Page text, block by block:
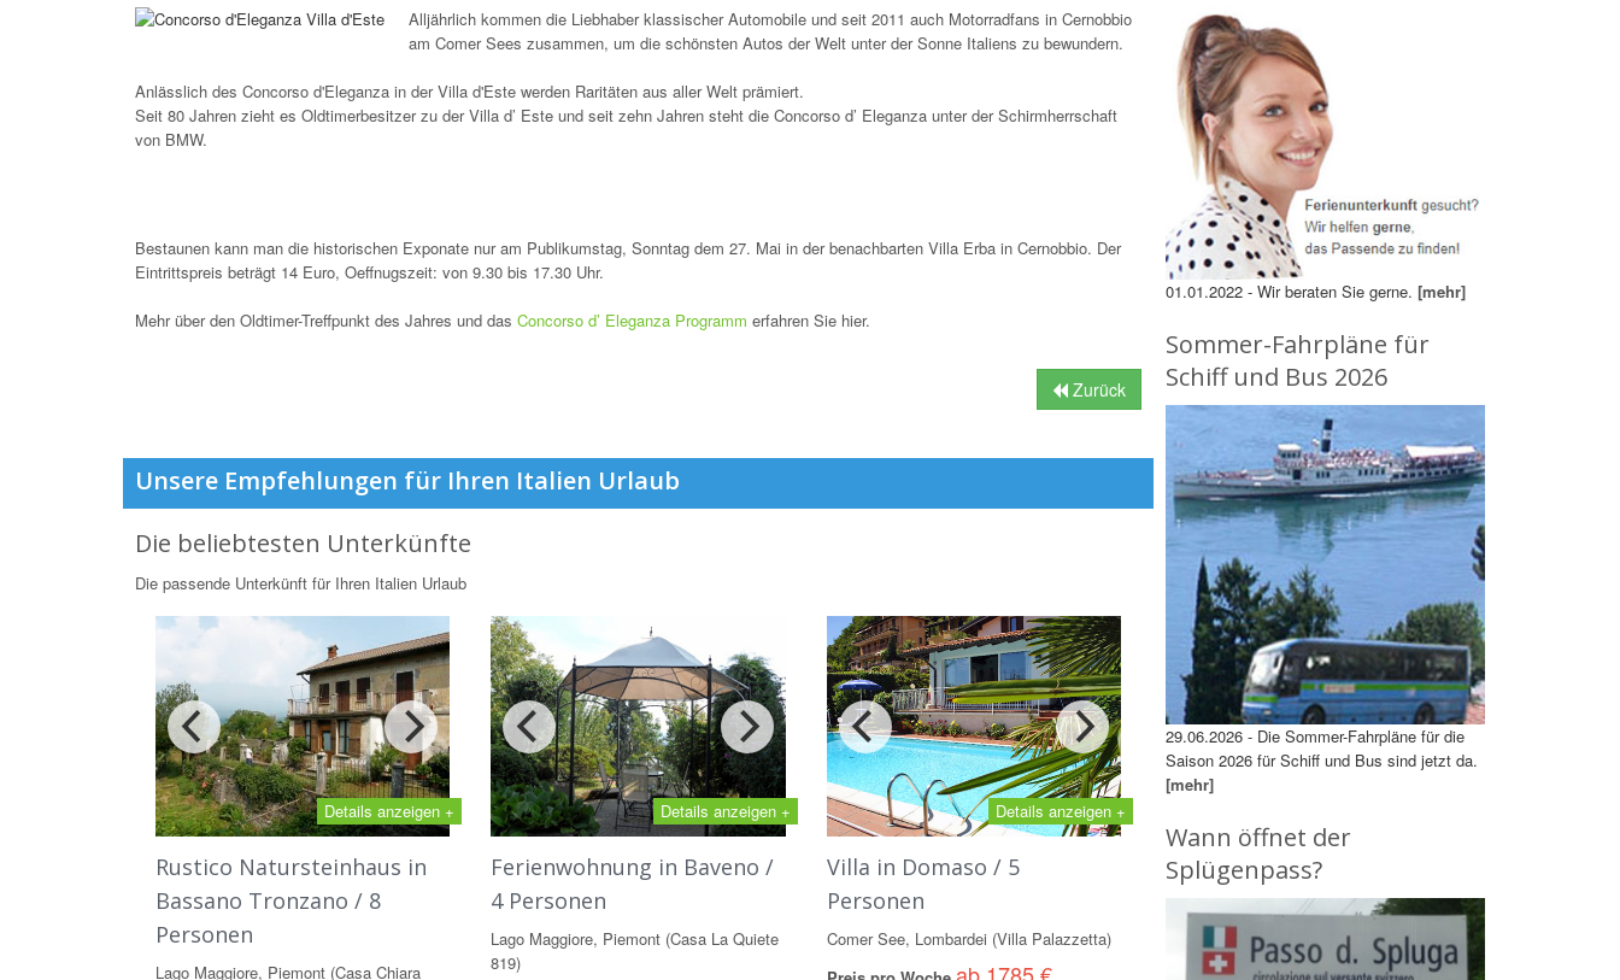
Alljährlich kommen die Liebhaber klassischer Automobile und seit 2011 auch Motorradfans in Cernobbio
am Comer Sees zusammen, um die schönsten Autos der Welt unter der Sonne Italiens zu bewundern.
Anlässlich des Concorso d'Eleganza in der Villa d'Este werden Raritäten aus aller Welt prämiert.
Seit 80 Jahren zieht es Oldtimerbesitzer zu der Villa d’ Este und seit zehn Jahren steht die Concorso d’ Eleganza unter der Schirmherrschaft
von BMW.
Bestaunen kann man die historischen Exponate nur am Publikumstag, Sonntag dem 27. Mai in der benachbarten Villa Erba in Cernobbio. Der
Eintrittspreis beträgt 14 Euro, Oeffnugszeit: von 9.30 bis 17.30 Uhr.
Mehr über den Oldtimer-Treffpunkt des Jahres und das Concorso d’ Eleganza Programm erfahren Sie hier.
Zurück
Unsere Empfehlungen für Ihren Italien Urlaub
Die beliebtesten Unterkünfte
Die passende Unterkünft für Ihren Italien Urlaub
Details anzeigen +
Rustico Natursteinhaus in
Bassano Tronzano / 8
Personen
Lago Maggiore, Piemont (Casa Chiara
Details anzeigen +
Ferienwohnung in Baveno /
4 Personen
Lago Maggiore, Piemont (Casa La Quiete
819)
Details anzeigen +
Villa in Domaso / 5
Personen
Comer See, Lombardei (Villa Palazzetta)
01.01.2022 - Wir beraten Sie gerne. [mehr]
Sommer-Fahrpläne für
Schiff und Bus 2026
29.06.2026 - Die Sommer-Fahrpläne für die
Saison 2026 für Schiff und Bus sind jetzt da.
[mehr]
Wann öffnet der
Splügenpass?